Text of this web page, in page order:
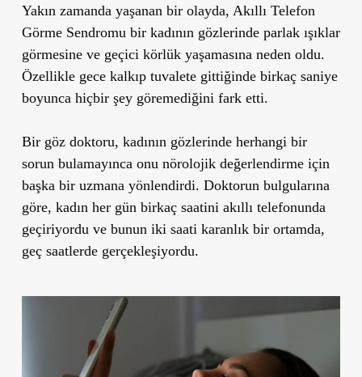
Yakın zamanda yaşanan bir olayda, Akıllı Telefon
Görme Sendromu bir kadının gözlerinde parlak ışıklar
görmesine ve geçici körlük yaşamasına neden oldu.
Özellikle gece kalkıp tuvalete gittiğinde birkaç saniye
boyunca hiçbir şey göremediğini fark etti.
Bir göz doktoru, kadının gözlerinde herhangi bir
sorun bulamayınca onu nörolojik değerlendirme için
başka bir uzmana yönlendirdi. Doktorun bulgularına
göre, kadın her gün birkaç saatini akıllı telefonunda
geçiriyordu ve bunun iki saati karanlık bir ortamda,
geç saatlerde gerçekleşiyordu.